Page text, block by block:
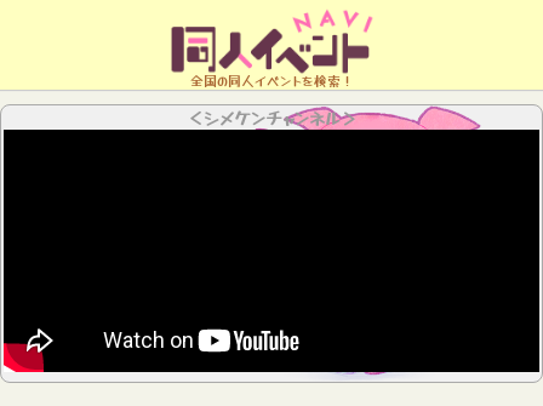
全国の同人イベントを検索！
＜シメケンチャンネル＞